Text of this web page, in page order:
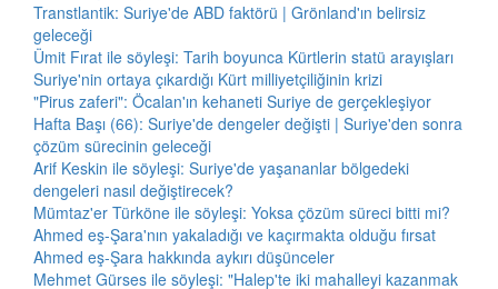
Transtlantik: Suriye'de ABD faktörü | Grönland'ın belirsiz
geleceği
Ümit Fırat ile söyleşi: Tarih boyunca Kürtlerin statü arayışları
Suriye'nin ortaya çıkardığı Kürt milliyetçiliğinin krizi
"Pirus zaferi": Öcalan'ın kehaneti Suriye de gerçekleşiyor
Hafta Başı (66): Suriye'de dengeler değişti | Suriye'den sonra
çözüm sürecinin geleceği
Arif Keskin ile söyleşi: Suriye'de yaşananlar bölgedeki
dengeleri nasıl değiştirecek?
Mümtaz'er Türköne ile söyleşi: Yoksa çözüm süreci bitti mi?
Ahmed eş-Şara'nın yakaladığı ve kaçırmakta olduğu fırsat
Ahmed eş-Şara hakkında aykırı düşünceler
Mehmet Gürses ile söyleşi: "Halep'te iki mahalleyi kazanmak